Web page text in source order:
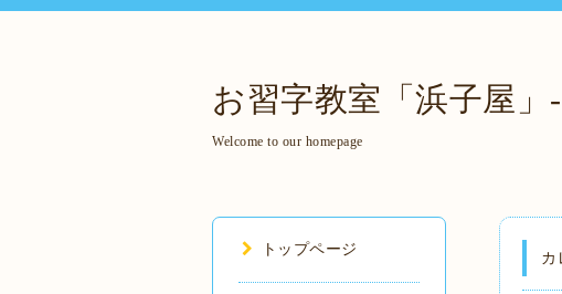
お習字教室「浜子屋」
Welcome to our homepage
カ
トップページ